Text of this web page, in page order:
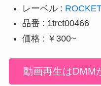
レーベル :
品番 : 1trct00466
価格 : ￥300~
動画再生はDMM